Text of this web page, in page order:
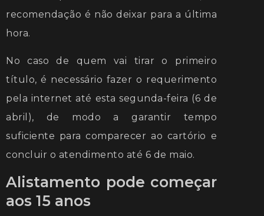
recomendação é não deixar para a última
hora.
No caso de quem vai tirar o primeiro
título, é necessário fazer o requerimento
pela internet até esta segunda-feira (6 de
abril), de modo a garantir tempo
suficiente para comparecer ao cartório e
concluir o atendimento até 6 de maio.
Alistamento pode começar
aos 15 anos